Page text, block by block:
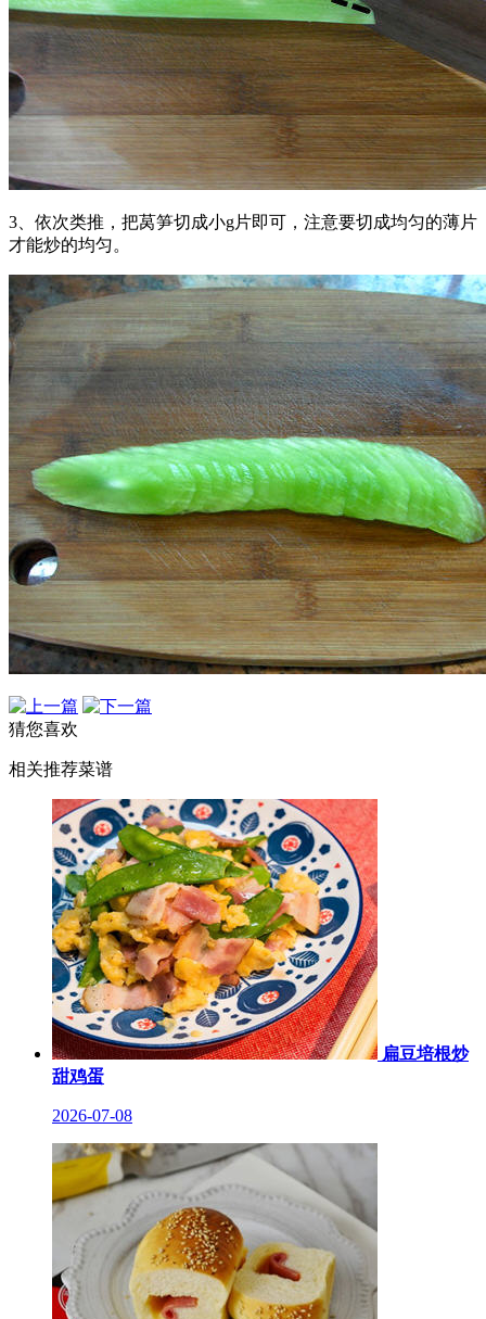
3、依次类推，把莴笋切成小g片即可，注意要切成均匀的薄片
才能炒的均匀。
猜您喜欢
相关推荐菜谱
扁豆培根炒
甜鸡蛋
2026-07-08